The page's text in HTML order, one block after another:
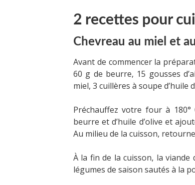
2 recettes pour
Chevreau au miel et
Avant de commencer la
60 g de beurre, 15 gousses
miel, 3 cuillères à soupe d’huile
Préchauffez votre four à 180°
beurre et d’huile d’olive et
Au milieu de la cuisson,
À la fin de la cuisson, la viande
légumes de saison sautés à la